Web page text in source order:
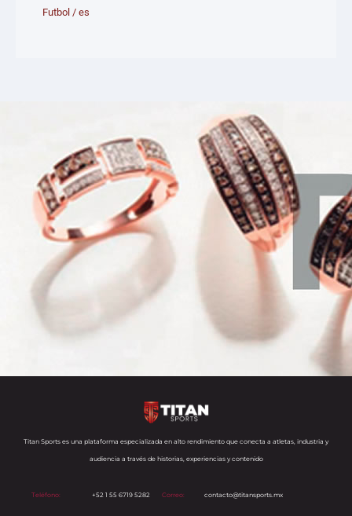
Futbol /es
Titan Sports es una plataforma especializada en alto rendimiento que conecta a atletas, industria y
audiencia a través de historias, experiencias y contenido
Teléfono: +52 1 55 6719 5282 Correo: contacto@titansports.mx